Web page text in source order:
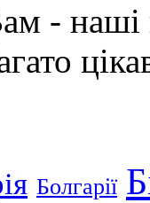
- наші
Болгарії